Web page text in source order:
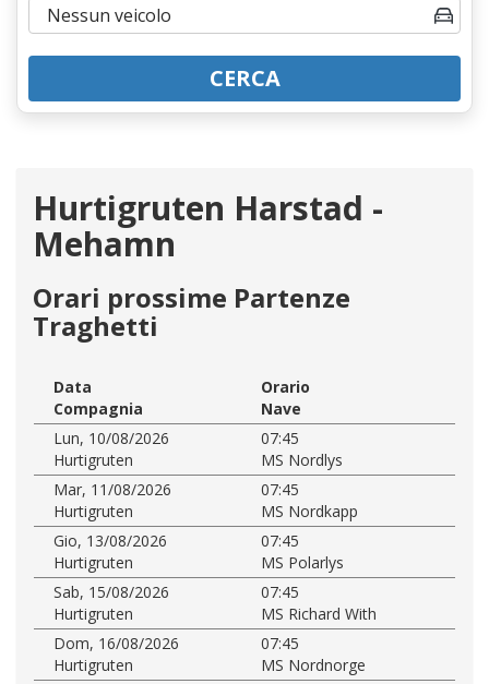
CERCA
Hurtigruten Harstad -
Mehamn
Orari prossime Partenze
Traghetti
Data
Orario
Compagnia
Nave
Lun, 10/08/2026
07:45
Hurtigruten
MS Nordlys
Mar, 11/08/2026
07:45
Hurtigruten
MS Nordkapp
Gio, 13/08/2026
07:45
Hurtigruten
MS Polarlys
Sab, 15/08/2026
07:45
Hurtigruten
MS Richard With
Dom, 16/08/2026
07:45
Hurtigruten
MS Nordnorge